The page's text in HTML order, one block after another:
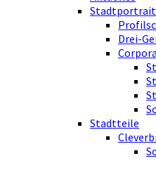
Stadtportrait
Drei-
Stadtteile